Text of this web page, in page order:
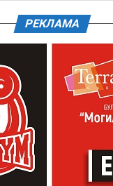
РЕКЛАМА